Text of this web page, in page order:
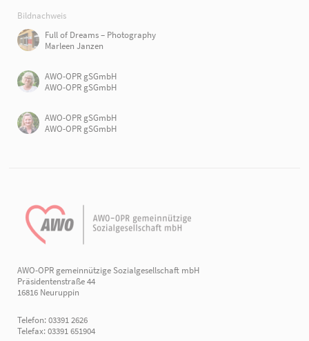
Bildnachweis
Full of Dreams – Photography
Marleen Janzen
AWO-OPR gSGmbH
AWO-OPR gSGmbH
AWO-OPR gSGmbH
AWO-OPR gSGmbH
AWO-OPR gemeinnützige Sozialgesellschaft mbH
Präsidentenstraße 44
16816 Neuruppin
Telefon: 03391 2626
Telefax: 03391 651904